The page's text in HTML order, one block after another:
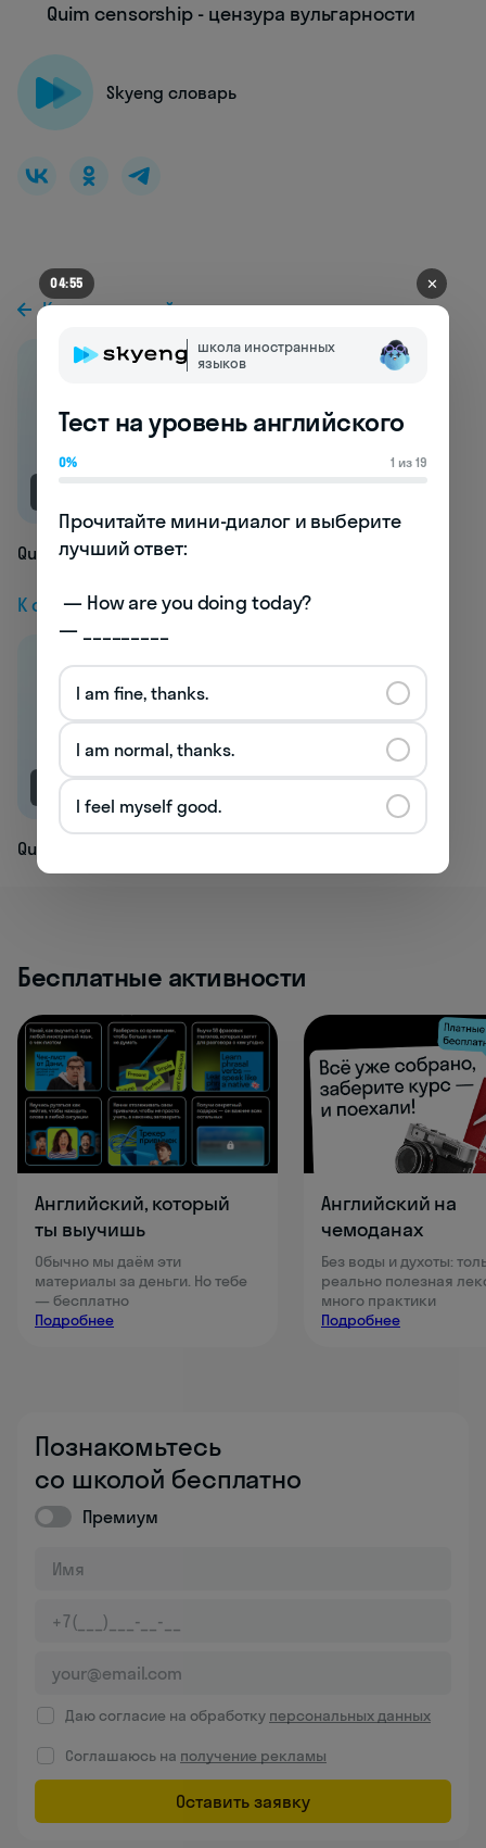
Quim censorship - цензура вульгарности
Skyeng словарь
К предыдущей статье
Quilling
К следующей статье
NEW
Quintet
Бесплатные активности
Английский, который
ты выучишь
Обычно мы даём эти
материалы за деньги. Но тебе
— бесплатно
Подробнее
Английский на
чемоданах
Без воды и духоты:
реально полезная
много практики
Подробнее
Познакомьтесь
со школой бесплатно
Премиум
Даю согласие на обработку персональных данных
Соглашаюсь на получение рекламы
Оставить заявку
04:49 ✕
школа иностранных
языков
Тест на уровень английского
0% 1 из 19
Прочитайте мини-диалог и выберите
лучший ответ:
— _________
I am fine, thanks.
I am normal, thanks.
I feel myself good.